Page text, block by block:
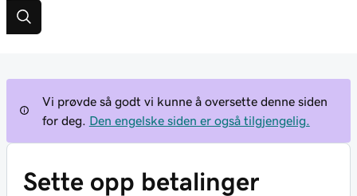
Vi prøvde så godt vi kunne å oversette denne siden
for deg.
Den engelske siden er også tilgjengelig.
Sette opp betalinger